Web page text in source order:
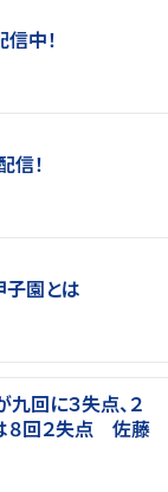
中！
信！
子園とは
回に３失点、２
８回２失点 佐藤